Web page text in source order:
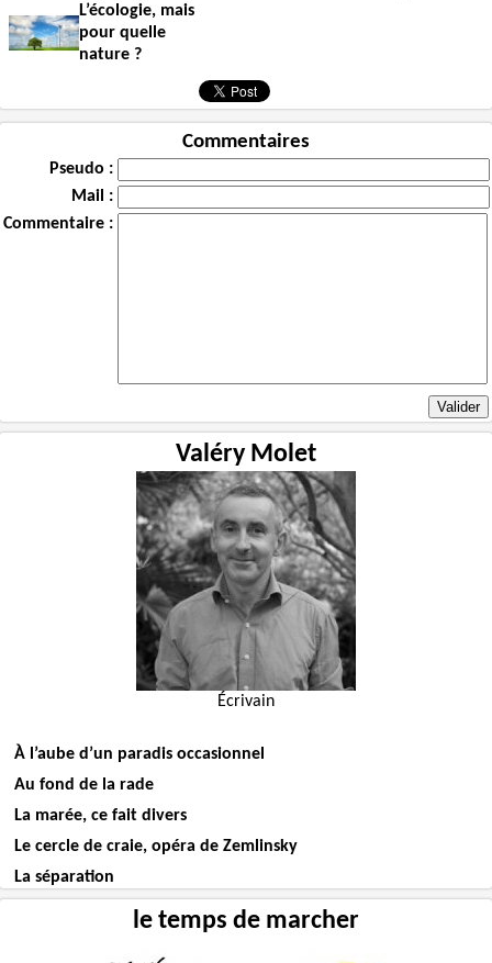
L’écologie, mais
pour quelle
nature ?
Commentaires
Pseudo :
Mail :
Commentaire :
Valéry Molet
Écrivain
À l’aube d’un paradis occasionnel
Au fond de la rade
La marée, ce fait divers
Le cercle de craie, opéra de Zemlinsky
La séparation
le temps de marcher